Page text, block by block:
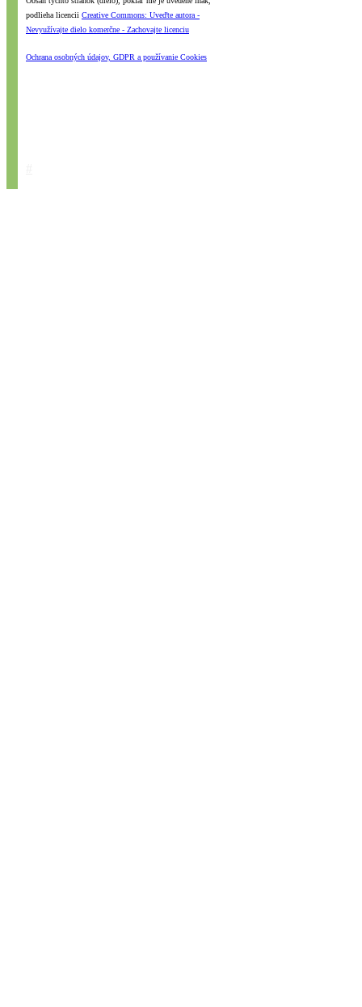
podlieha licencii Creative Commons: Uveďte autora -
Nevyužívajte dielo komerčne - Zachovajte licenciu
Ochrana osobných údajov, GDPR a používanie Cookies